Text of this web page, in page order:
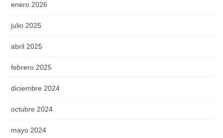
enero 2026
julio 2025
abril 2025
febrero 2025
diciembre 2024
octubre 2024
mayo 2024